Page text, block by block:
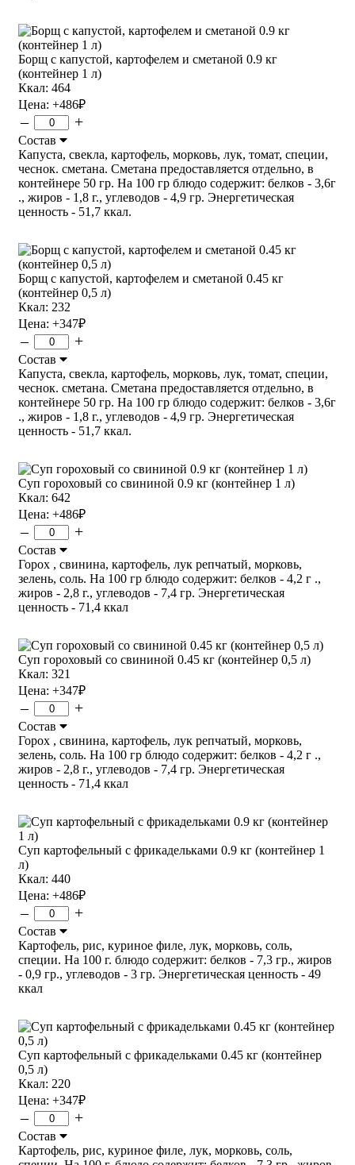
Борщ с капустой, картофелем и сметаной 0.9 кг
(контейнер 1 л)
Ккал: 464
Цена: +486₽
– +
Состав
Капуста, свекла, картофель, морковь, лук, томат, специи,
чеснок. сметана. Сметана предоставляется отдельно, в
контейнере 50 гр. На 100 гр блюдо содержит: белков - 3,6г
., жиров - 1,8 г., углеводов - 4,9 гр. Энергетическая
ценность - 51,7 ккал.
Борщ с капустой, картофелем и сметаной 0.45 кг
(контейнер 0,5 л)
Ккал: 232
Цена: +347₽
– +
Состав
Капуста, свекла, картофель, морковь, лук, томат, специи,
чеснок. сметана. Сметана предоставляется отдельно, в
контейнере 50 гр. На 100 гр блюдо содержит: белков - 3,6г
., жиров - 1,8 г., углеводов - 4,9 гр. Энергетическая
ценность - 51,7 ккал.
Суп гороховый со свининой 0.9 кг (контейнер 1 л)
Ккал: 642
Цена: +486₽
– +
Состав
Горох , свинина, картофель, лук репчатый, морковь,
зелень, соль. На 100 гр блюдо содержит: белков - 4,2 г .,
жиров - 2,8 г., углеводов - 7,4 гр. Энергетическая
ценность - 71,4 ккал
Суп гороховый со свининой 0.45 кг (контейнер 0,5 л)
Ккал: 321
Цена: +347₽
– +
Состав
Горох , свинина, картофель, лук репчатый, морковь,
зелень, соль. На 100 гр блюдо содержит: белков - 4,2 г .,
жиров - 2,8 г., углеводов - 7,4 гр. Энергетическая
ценность - 71,4 ккал
Суп картофельный с фрикадельками 0.9 кг (контейнер 1
л)
Ккал: 440
Цена: +486₽
– +
Состав
Картофель, рис, куриное филе, лук, морковь, соль,
специи. На 100 г. блюдо содержит: белков - 7,3 гр., жиров
- 0,9 гр., углеводов - 3 гр. Энергетическая ценность - 49
ккал
Суп картофельный с фрикадельками 0.45 кг (контейнер
0,5 л)
Ккал: 220
Цена: +347₽
– +
Состав
Картофель, рис, куриное филе, лук, морковь, соль,